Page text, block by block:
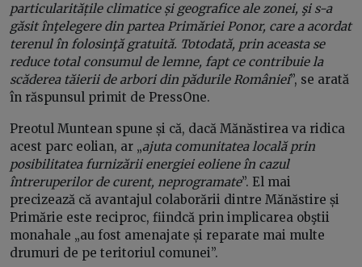
particularitățile climatice și geografice ale zonei, şi s-a
găsit înţelegere din partea Primăriei Ponor, care a acordat
terenul în folosinţă gratuită. Totodată, prin aceasta se
reduce total consumul de lemne, fapt ce contribuie la
scăderea tăierii de arbori din pădurile României”, se arată
în răspunsul primit de PressOne.
Preotul Muntean spune și că, dacă Mănăstirea va ridica
acest parc eolian, ar „ajuta comunitatea locală prin
posibilitatea furnizării energiei eoliene în cazul
întreruperilor de curent, neprogramate”. El mai
precizează că avantajul colaborării dintre Mănăstire și
Primărie este reciproc, fiindcă prin implicarea obştii
monahale „au fost amenajate și reparate mai multe
drumuri de pe teritoriul comunei”.